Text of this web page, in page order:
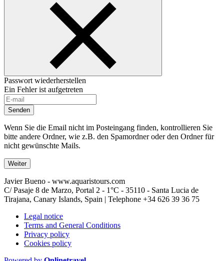
Passwort wiederherstellen
Ein Fehler ist aufgetreten
Senden
Wenn Sie die Email nicht im Posteingang finden, kontrollieren Sie
bitte andere Ordner, wie z.B. den Spamordner oder den Ordner für
nicht gewünschte Mails.
Weiter
Javier Bueno - www.aquaristours.com
C/ Pasaje 8 de Marzo, Portal 2 - 1°C - 35110 - Santa Lucia de
Tirajana, Canary Islands, Spain | Telephone +34 626 39 36 75
Legal notice
Terms and General Conditions
Privacy policy
Cookies policy